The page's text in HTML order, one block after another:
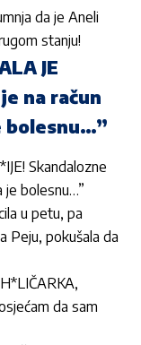
da je Aneli
stanju!
JE
na račun
bolesnu…”
Skandalozne
je bolesnu…”
u petu, pa
Peju, pokušala da
da sam